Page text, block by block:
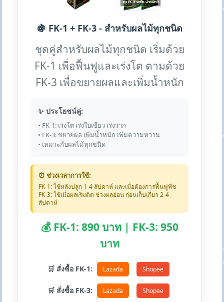
🍇 FK-1 + FK-3 - สำหรับผลไม้ทุกชนิด
ชุดคู่สำหรับผลไม้ทุกชนิด เริ่มด้วย
FK-1 เพื่อฟื้นฟูและเร่งโต ตามด้วย
FK-3 เพื่อขยายผลและเพิ่มน้ำหนัก
✨ ประโยชน์คู่:
• FK-1: เร่งโต เร่งใบเขียว เร่งราก
• FK-3: ขยายผล เพิ่มน้ำหนัก เพิ่มความหวาน
• เหมาะกับผลไม้ทุกชนิด
⏰ ช่วงเวลาการใช้:
FK-1: ใช้หลังปลูก 1-4 สัปดาห์ และเมื่อต้องการฟื้นฟูพืช
FK-3: ใช้เมื่อผลเริ่มติด ช่วงผลอ่อน ก่อนเก็บเกี่ยว 2-4
สัปดาห์
💰 FK-1: 890 บาท | FK-3: 950
บาท
🛒 สั่งซื้อ FK-1: Lazada Shopee
🛒 สั่งซื้อ FK-3: Lazada Shopee